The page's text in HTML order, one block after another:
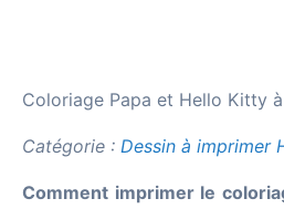
Coloriage Papa et Hello Kitty
Catégorie : Dessin à imprimer
Comment imprimer le